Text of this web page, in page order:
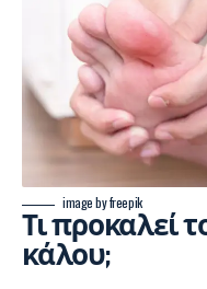
image by freepik
Τι προκαλεί
κάλου;